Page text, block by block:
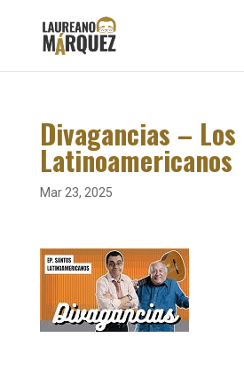
Divagancias – Los
Latinoamericanos
Mar 23, 2025